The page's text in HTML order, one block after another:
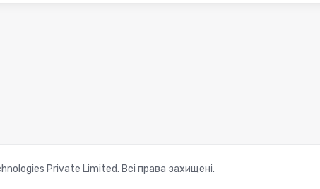
Private Limited. Всі права захищені.